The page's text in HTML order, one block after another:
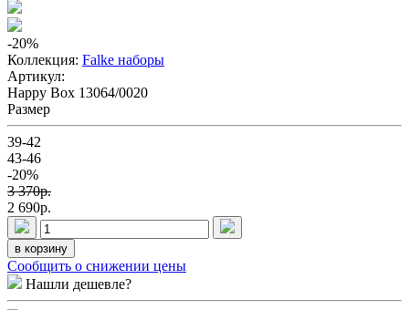
-20%
Коллекция: Falke наборы
Артикул:
Happy Box 13064/0020
Размер
39-42
43-46
-20%
3 370p.
2 690p.
в корзину
Сообщить о снижении цены
Нашли дешевле?